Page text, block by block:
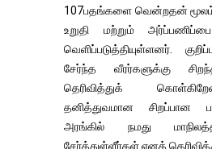
107பதங்களை வென்றதன்
உறுதி மற்றும்
வெளிப்படுத்தியுள்ளனர்.
சேர்ந்த வீரர்களுக்கு
தெரிவித்துக்
தனித்துவமான சிறப்பான
அரங்கில் நமது
சேர்த்துள்ளீர்கள் எனத்